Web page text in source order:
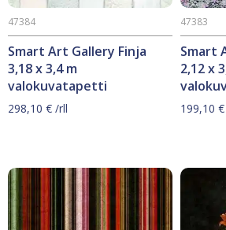
Smart Art Gallery Finja
3,18 x 3,4 m
valokuvatapetti
47384
298,10 € /rll
Smart
2,12 x
47383
199,10 €